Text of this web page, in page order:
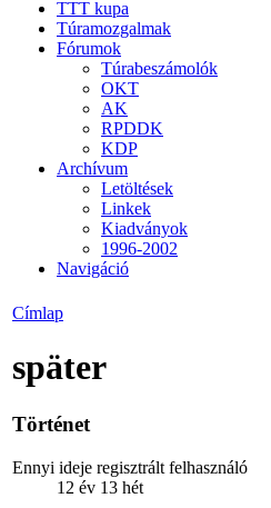
TTT kupa
Túramozgalmak
Fórumok
Túrabeszámolók
OKT
AK
RPDDK
KDP
Archívum
Letöltések
Linkek
Kiadványok
1996-2002
Navigáció
Címlap
später
Történet
Ennyi ideje regisztrált felhasználó
12 év 13 hét